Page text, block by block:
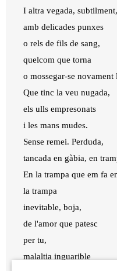
I altra vegada, subtilment,
amb delicades punxes
o rels de fils de sang,
quelcom que torna
o mossegar-se novament
Que tinc la veu nugada,
els ulls empresonats
i les mans mudes.
Sense remei. Perduda,
tancada en gàbia, en
En la trampa que em fa
la trampa
inevitable, boja,
de l'amor que patesc
per tu,
malaltia inguarible